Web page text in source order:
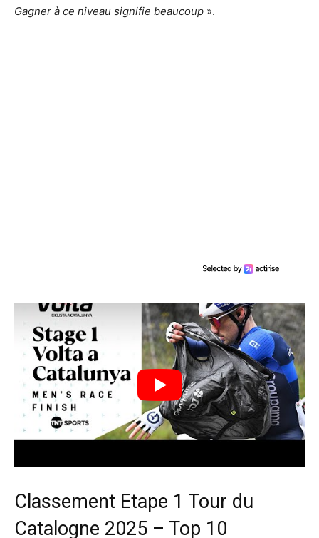
Gagner à ce niveau signifie beaucoup ».
Classement Etape 1 Tour du
Catalogne 2025 – Top 10